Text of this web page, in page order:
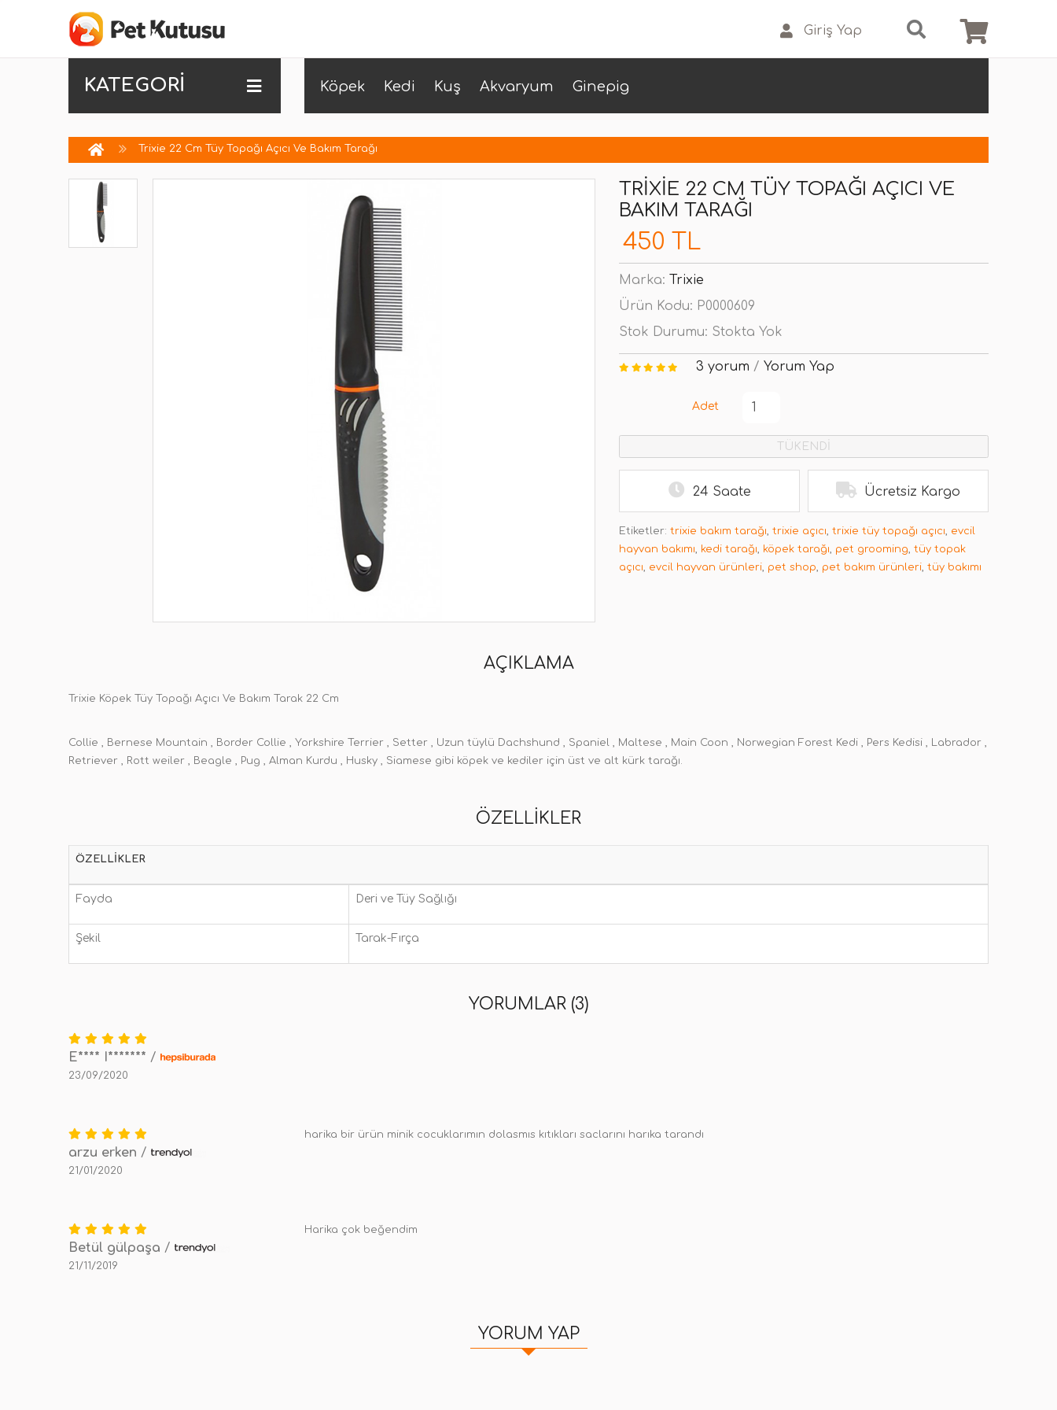
Giriş Yap
KATEGORİ Köpek Kedi Kuş Akvaryum Ginepig
Trixie 22 Cm Tüy Topağı Açıcı Ve Bakım Tarağı
TRIXIE 22 CM TÜY TOPAĞI AÇICI VE
BAKIM TARAĞI
450 TL
Marka: Trixie
Ürün Kodu: P0000609
Stok Durumu: Stokta Yok
3 yorum / Yorum Yap
Adet
TÜKENDİ
24 Saate Ücretsiz Kargo
Etiketler: trixie bakım tarağı, trixie açıcı, trixie tüy topağı açıcı, evcil
hayvan bakımı, kedi tarağı, köpek tarağı, pet grooming, tüy topak
açıcı, evcil hayvan ürünleri, pet shop, pet bakım ürünleri, tüy bakımı
AÇIKLAMA
Trixie Köpek Tüy Topağı Açıcı Ve Bakım Tarak 22 Cm
Collie , Bernese Mountain , Border Collie , Yorkshire Terrier , Setter , Uzun tüylü Dachshund , Spaniel , Maltese , Main Coon , Norwegian Forest Kedi , Pers Kedisi , Labrador ,
Retriever , Rott weiler , Beagle , Pug , Alman Kurdu , Husky , Siamese gibi köpek ve kediler için üst ve alt kürk tarağı.
ÖZELLIKLER
ÖZELLIKLER
Fayda Deri ve Tüy Sağlığı
Şekil Tarak-Fırça
YORUMLAR (3)
E**** I******* /
23/09/2020
arzu erken /
21/01/2020
harika bir ürün minik cocuklarımın dolasmıs kıtıkları saclarını harıka tarandı
Betül gülpaşa /
21/11/2019
Harika çok beğendim
YORUM YAP